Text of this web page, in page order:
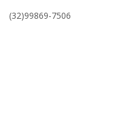
(32)99869-7506